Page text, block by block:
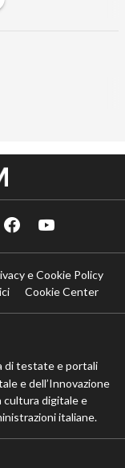
e Cookie Policy
Cookie Center
di testate e portali
e dell’Innovazione
cultura digitale e
italiane.